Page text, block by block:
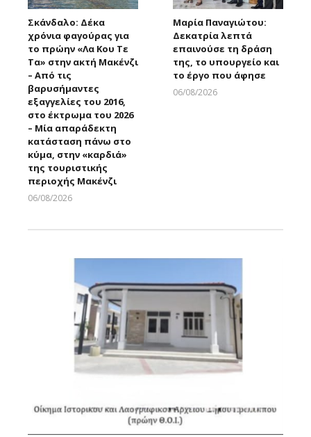
Σκάνδαλο: Δέκα
χρόνια φαγούρας για
το πρώην «Λα Κου Τε
Τα» στην ακτή Μακένζι
– Από τις
βαρυσήμαντες
εξαγγελίες του 2016,
στο έκτρωμα του 2026
– Μία απαράδεκτη
κατάσταση πάνω στο
κύμα, στην «καρδιά»
της τουριστικής
περιοχής Μακένζι
06/08/2026
Μαρία Παναγιώτου:
Δεκατρία λεπτά
επαινούσε τη δράση
της, το υπουργείο και
το έργο που άφησε
06/08/2026